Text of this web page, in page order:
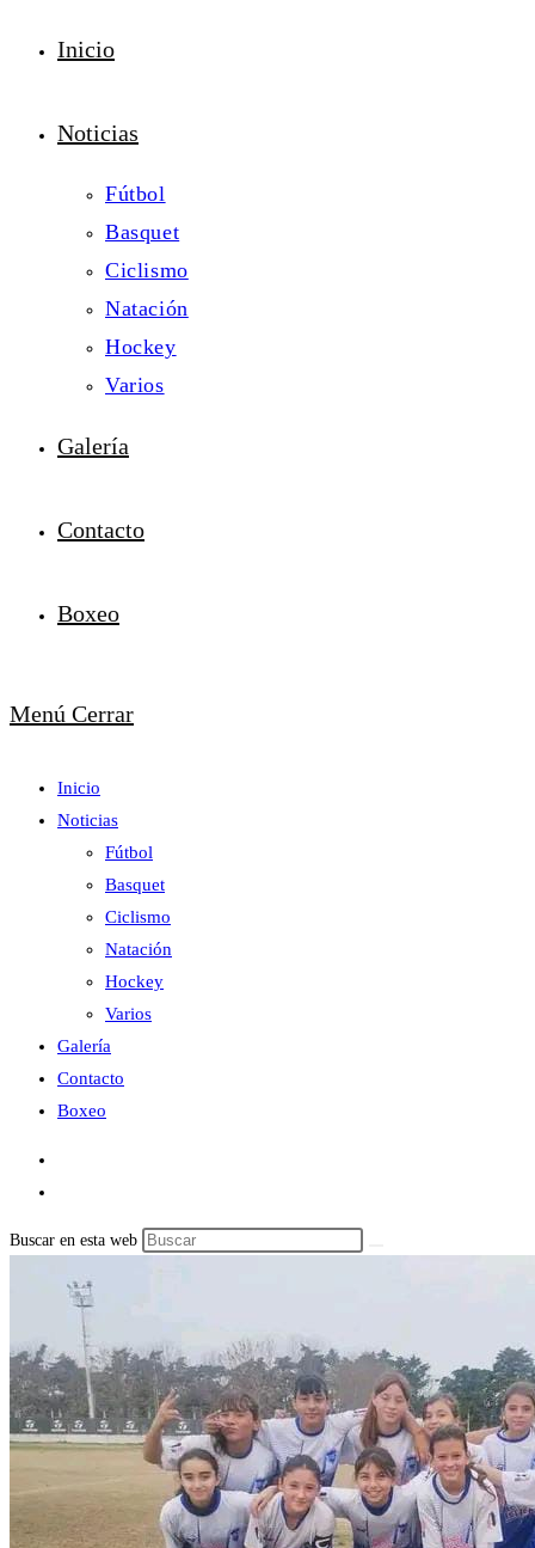
Inicio
Noticias
Fútbol
Basquet
Ciclismo
Natación
Hockey
Varios
Galería
Contacto
Boxeo
Menú Cerrar
Inicio
Noticias
Fútbol
Basquet
Ciclismo
Natación
Hockey
Varios
Galería
Contacto
Boxeo
Buscar en esta web